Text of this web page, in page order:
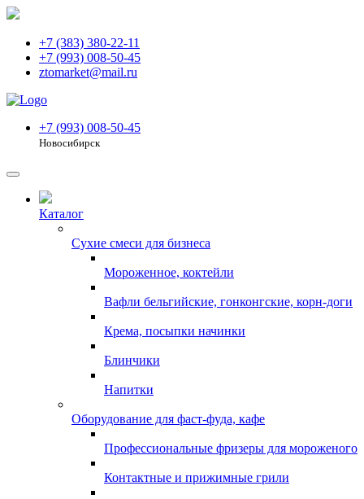
+7 (383) 380-22-11
+7 (993) 008-50-45
ztomarket@mail.ru
+7 (993) 008-50-45
Новосибирск
Каталог
Сухие смеси для бизнеса
Мороженное, коктейли
Вафли бельгийские, гонконгские, корн-доги
Крема, посыпки начинки
Блинчики
Напитки
Оборудование для фаст-фуда, кафе
Профессиональные фризеры для мороженого
Контактные и прижимные грили